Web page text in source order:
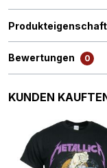
Bewertungen 0
Produktgalerie
KUNDEN